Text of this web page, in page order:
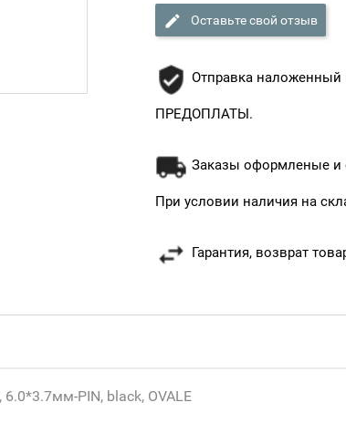
Оставьте свой отзыв
Отправка наложенный
ПРЕДОПЛАТЫ.
Заказы оформленые и
При условии наличия на
Гарантия, возврат
6.0*3.7мм-PIN, black, OVALE